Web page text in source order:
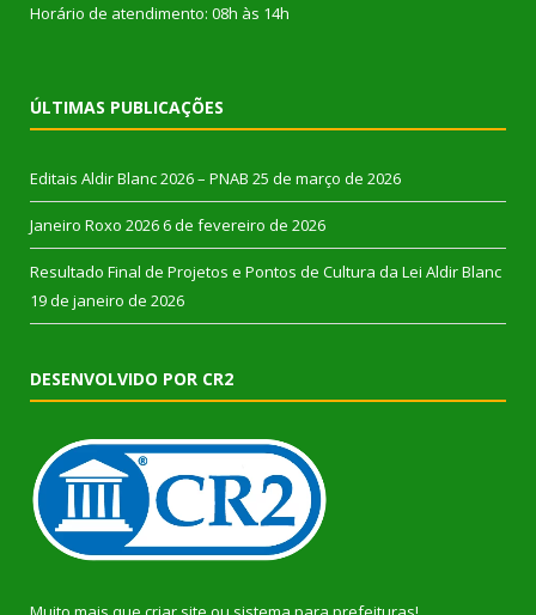
Horário de atendimento: 08h às 14h
ÚLTIMAS PUBLICAÇÕES
Editais Aldir Blanc 2026 – PNAB 25 de março de 2026
Janeiro Roxo 2026 6 de fevereiro de 2026
Resultado Final de Projetos e Pontos de Cultura da Lei Aldir Blanc
19 de janeiro de 2026
DESENVOLVIDO POR CR2